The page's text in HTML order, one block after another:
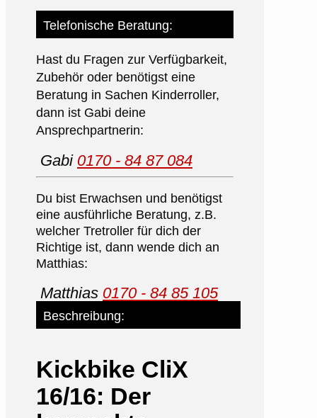
Telefonische Beratung:
Hast du Fragen zur Verfügbarkeit,
Zubehör oder benötigst eine
Beratung in Sachen Kinderroller,
dann ist Gabi deine
Ansprechpartnerin:
Gabi 0170 - 84 87 084
Du bist Erwachsen und benötigst
eine ausführliche Beratung, z.B.
welcher Tretroller für dich der
Richtige ist, dann wende dich an
Matthias:
Matthias 0170 - 84 85 105
Beschreibung:
Kickbike CliX
16/16: Der